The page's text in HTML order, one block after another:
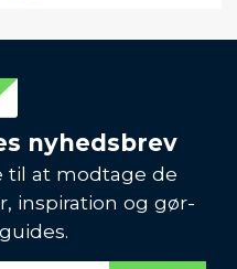
nyhedsbrev
til at modtage de
inspiration og gør-